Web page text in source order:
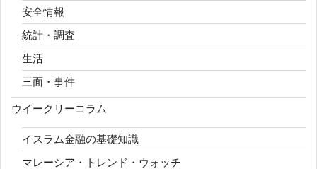
安全情報
統計・調査
生活
三面・事件
ウイークリーコラム
イスラム金融の基礎知識
マレーシア・トレンド・ウォッチ